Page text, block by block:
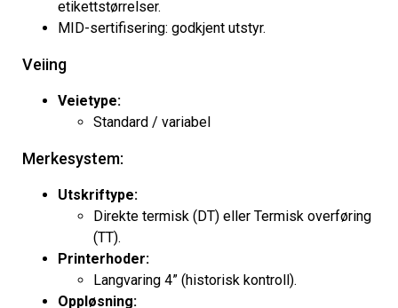
etikettstørrelser.
MID-sertifisering: godkjent utstyr.
Veiing
Veietype:
Standard / variabel
Merkesystem:
Utskriftype:
Direkte termisk (DT) eller Termisk overføring
(TT).
Printerhoder:
Langvaring 4” (historisk kontroll).
Oppløsning: